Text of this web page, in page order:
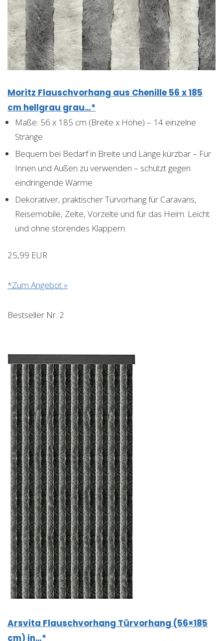
Moritz Flauschvorhang aus Chenille 56 x 185
cm hellgrau grau…*
Maße: 56 x 185 cm (Breite x Höhe) – 14 einzelne
Stränge
Bequem bei Bedarf in Breite und Länge kürzbar – Für
Innen und Außen zu verwenden – schützt gegen
eindringende Wärme
Dekorativer, praktischer Türvorhang für Caravans,
Reisemobile, Zelte, Vorzelte und für das Heim. Leicht
und ohne störendes Klappern.
25,99 EUR
*Zum Angebot »
Bestseller Nr. 2
Arsvita Flauschvorhang Türvorhang (56×185
cm) in…*